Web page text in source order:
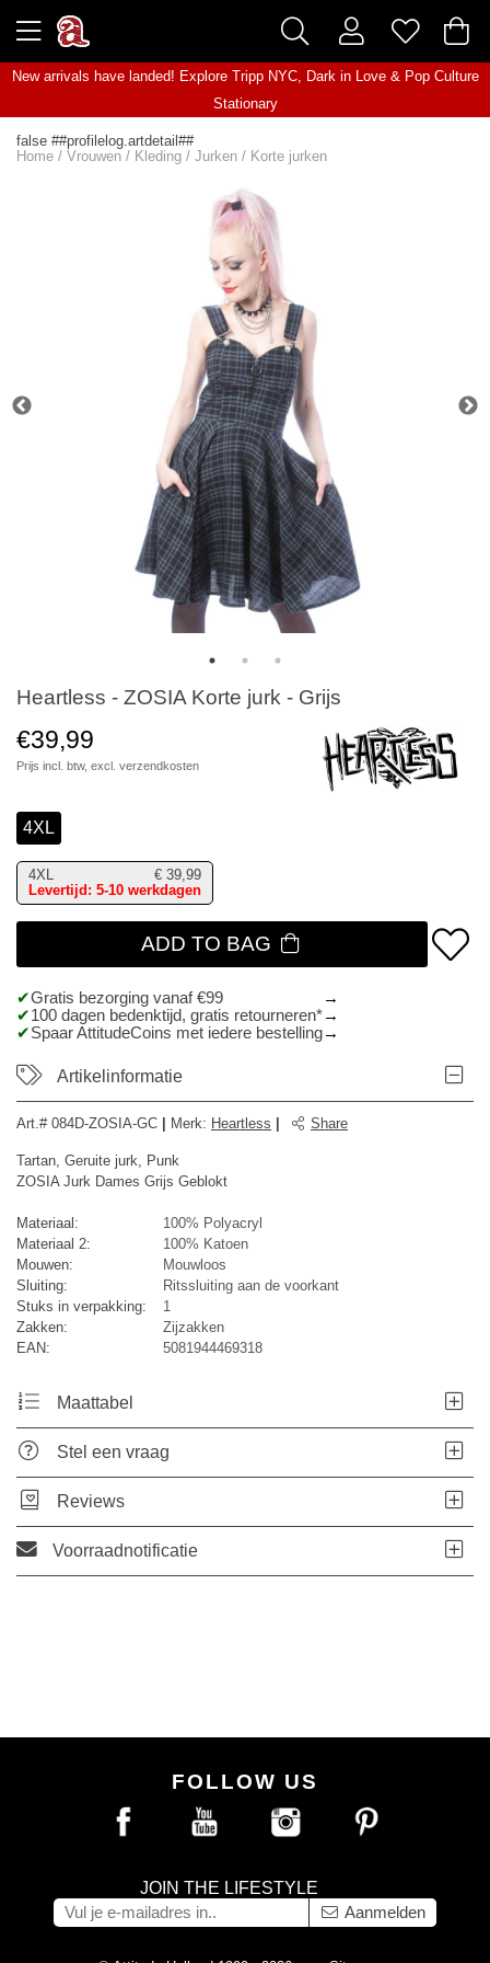
New arrivals have landed! Explore Tripp NYC, Dark in Love& Pop Culture
Stationary
false ##profilelog.artdetail##
Home / Vrouwen / Kleding / Jurken / Korte jurken
Heartless - ZOSIA Korte jurk - Grijs
€39,99
Prijs incl. btw, excl. verzendkosten
4XL
4XL € 39,99
Levertijd: 5-10 werkdagen
ADD TO BAG
Gratis bezorging vanaf €99
100 dagen bedenktijd, gratis retourneren*
Spaar AttitudeCoins met iedere bestelling
Artikelinformatie
Art.# 084D-ZOSIA-GC Merk: Heartless Share
Tartan, Geruite jurk, Punk
ZOSIA Jurk Dames Grijs Geblokt
Materiaal:
100% Polyacryl
Materiaal 2:
100% Katoen
Mouwen:
Mouwloos
Sluiting:
Ritssluiting aan de voorkant
Stuks in verpakking:
1
Zakken:
Zijzakken
EAN:
5081944469318
Maattabel
Stel een vraag
Reviews
Voorraadnotificatie
FOLLOW US
JOIN THE LIFESTYLE
Aanmelden